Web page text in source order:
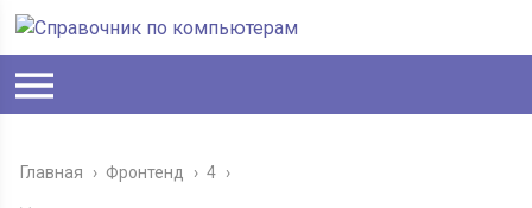
Главная › Фронтенд › 4 ›